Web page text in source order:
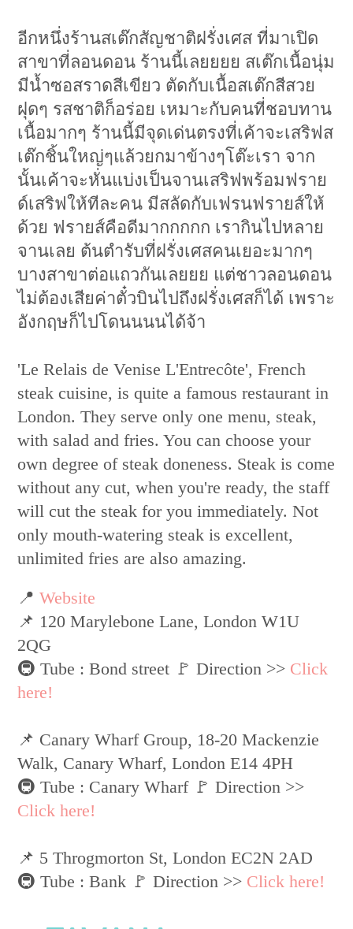
อีกหนึ่งร้านสเต๊กสัญชาติฝรั่งเศส ที่มาเปิด
สาขาที่ลอนดอน ร้านนี้เลยยยย สเต๊กเนื้อนุ่ม
มีน้ำซอสราดสีเขียว ตัดกับเนื้อสเต๊กสีสวย
ฝุดๆ รสชาติก็อร่อย เหมาะกับคนที่ชอบทาน
เนื้อมากๆ ร้านนี้มีจุดเด่นตรงที่เค้าจะเสริฟส
เต๊กชิ้นใหญ่ๆแล้วยกมาข้างๆโต๊ะเรา จาก
นั้นเค้าจะหั่นแบ่งเป็นจานเสริฟพร้อมฟราย
ด์เสริฟให้ทีละคน มีสลัดกับเฟรนฟรายส์ให้
ด้วย ฟรายส์คือดีมากกกกก เรากินไปหลาย
จานเลย ต้นตำรับที่ฝรั่งเศสคนเยอะมากๆ
บางสาขาต่อแถวกันเลยยย แต่ชาวลอนดอน
ไม่ต้องเสียค่าตั๋วบินไปถึงฝรั่งเศสก็ได้ เพราะ
อังกฤษก็ไปโดนนนนได้จ้า
'Le Relais de Venise L'Entrecôte', French
steak cuisine, is quite a famous restaurant in
London. They serve only one menu, steak,
with salad and fries. You can choose your
own degree of steak doneness. Steak is come
without any cut, when you're ready, the staff
will cut the steak for you immediately. Not
only mouth-watering steak is excellent,
unlimited fries are also amazing.
📍 Website
📌 120 Marylebone Lane, London W1U
2QG
🚇 Tube : Bond street 🚩 Direction >> Click
here!
📌 Canary Wharf Group, 18-20 Mackenzie
Walk, Canary Wharf, London E14 4PH
🚇 Tube : Canary Wharf 🚩 Direction >>
Click here!
📌 5 Throgmorton St, London EC2N 2AD
🚇 Tube : Bank 🚩 Direction >> Click here!